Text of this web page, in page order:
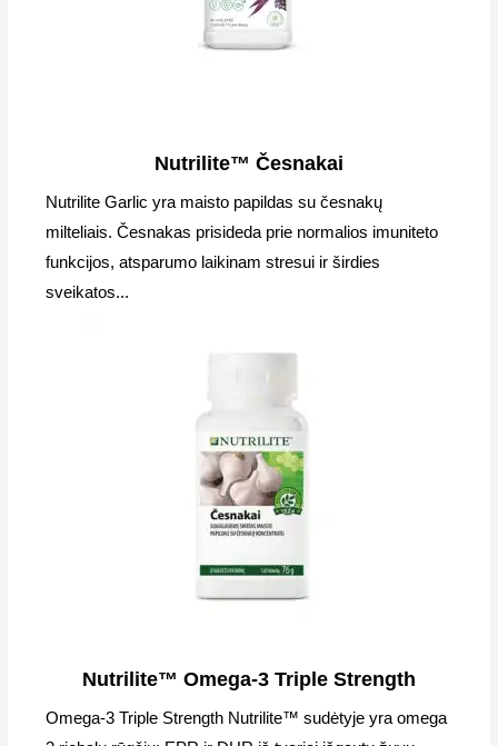
Nutrilite™ Česnakai
Nutrilite Garlic yra maisto papildas su česnakų
milteliais. Česnakas prisideda prie normalios imuniteto
funkcijos, atsparumo laikinam stresui ir širdies
sveikatos...
Nutrilite™ Omega-3 Triple Strength
Omega-3 Triple Strength Nutrilite™ sudėtyje yra omega